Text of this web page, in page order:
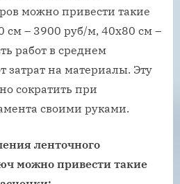
можно привести такие
см – 3900 руб/м, 40х80 см –
работ в среднем
затрат на материалы. Эту
сократить при
своими руками.
ленточного
можно привести такие